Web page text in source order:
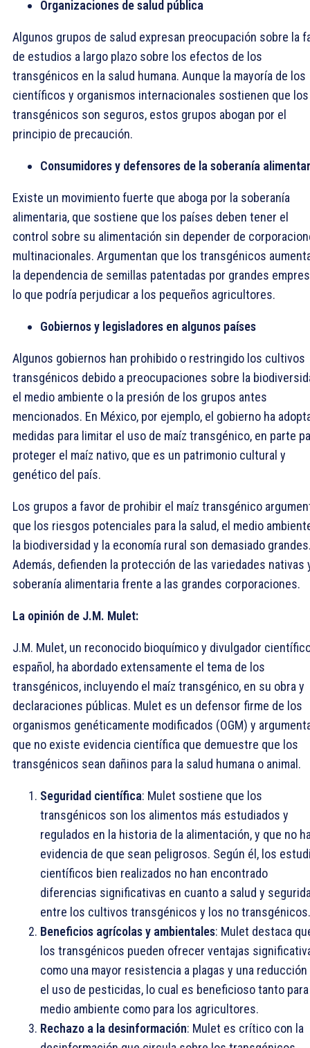
Organizaciones de salud pública
Algunos grupos de salud expresan preocupación sobre la
de estudios a largo plazo sobre los efectos de los
transgénicos en la salud humana. Aunque la mayoría de los
científicos y organismos internacionales sostienen que los
transgénicos son seguros, estos grupos abogan por el
principio de precaución.
Consumidores y defensores de la soberanía
Existe un movimiento fuerte que aboga por la soberanía
alimentaria, que sostiene que los países deben tener el
control sobre su alimentación sin depender de
multinacionales. Argumentan que los transgénicos
la dependencia de semillas patentadas por grandes
lo que podría perjudicar a los pequeños agricultores.
Gobiernos y legisladores en algunos países
Algunos gobiernos han prohibido o restringido los cultivos
transgénicos debido a preocupaciones sobre la
el medio ambiente o la presión de los grupos antes
mencionados. En México, por ejemplo, el gobierno ha
medidas para limitar el uso de maíz transgénico, en parte
proteger el maíz nativo, que es un patrimonio cultural y
genético del país.
Los grupos a favor de prohibir el maíz transgénico
que los riesgos potenciales para la salud, el medio
la biodiversidad y la economía rural son demasiado
Además, defienden la protección de las variedades nativas
soberanía alimentaria frente a las grandes corporaciones.
La opinión de J.M. Mulet:
J.M. Mulet, un reconocido bioquímico y divulgador
español, ha abordado extensamente el tema de los
transgénicos, incluyendo el maíz transgénico, en su obra y
declaraciones públicas. Mulet es un defensor firme de los
organismos genéticamente modificados (OGM) y
que no existe evidencia científica que demuestre que los
transgénicos sean dañinos para la salud humana o animal.
Seguridad científica: Mulet sostiene que los
transgénicos son los alimentos más estudiados y
regulados en la historia de la alimentación, y que no
evidencia de que sean peligrosos. Según él, los
científicos bien realizados no han encontrado
diferencias significativas en cuanto a salud y
entre los cultivos transgénicos y los no transgénicos.
Beneficios agrícolas y ambientales: Mulet destaca
los transgénicos pueden ofrecer ventajas
como una mayor resistencia a plagas y una reducción
el uso de pesticidas, lo cual es beneficioso tanto
medio ambiente como para los agricultores.
Rechazo a la desinformación: Mulet es crítico con la